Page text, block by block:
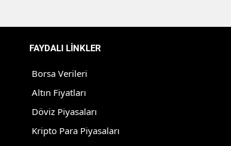
Erzincan
Erzurum
Eskişehir
Gaziantep
Giresun
FAYDALI LİNKLER
Borsa Verileri
Altın Fiyatları
Döviz Piyasaları
Kripto Para Piyasaları